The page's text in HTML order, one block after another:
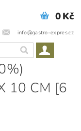
info@gastro-expres.cz
0 Kč
10 CM [6